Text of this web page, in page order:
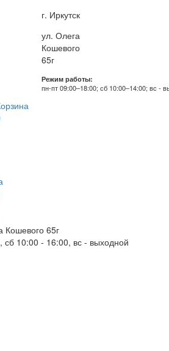
г. Иркутск
ул. Олега
Кошевого
65г
Режим работы:
пн-пт 09:00–18:00; сб 10:00–14:00; вс -
Кошевого 65г
сб 10:00 - 16:00, вс - выходной